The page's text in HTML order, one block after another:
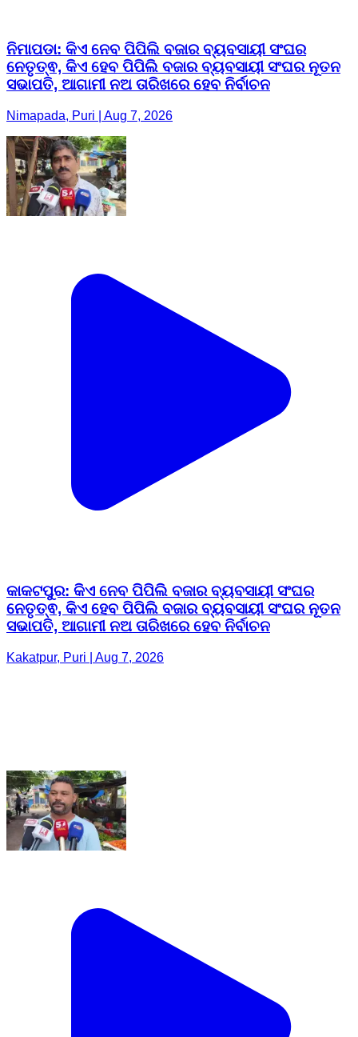
ନିମାପଡା: କିଏ ନେବ ପିପିଲି ବଜାର ବ୍ୟବସାୟୀ ସଂଘର
ନେତୃତ୍ଵ, କିଏ ହେବ ପିପିଲି ବଜାର ବ୍ୟବସାୟୀ ସଂଘର ନୂତନ
ସଭାପତି, ଆଗାମୀ ନଅ ତାରିଖରେ ହେବ ନିର୍ବାଚନ
Nimapada, Puri | Aug 7, 2026
କାକଟପୁର: କିଏ ନେବ ପିପିଲି ବଜାର ବ୍ୟବସାୟୀ ସଂଘର
ନେତୃତ୍ଵ, କିଏ ହେବ ପିପିଲି ବଜାର ବ୍ୟବସାୟୀ ସଂଘର ନୂତନ
ସଭାପତି, ଆଗାମୀ ନଅ ତାରିଖରେ ହେବ ନିର୍ବାଚନ
Kakatpur, Puri | Aug 7, 2026